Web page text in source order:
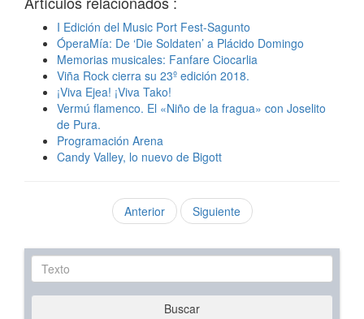
I Edición del Music Port Fest-Sagunto
ÓperaMía: De ‘Die Soldaten’ a Plácido Domingo
Memorias musicales: Fanfare Ciocarlia
Viña Rock cierra su 23º edición 2018.
¡Viva Ejea! ¡Viva Tako!
Vermú flamenco. El «Niño de la fragua» con Joselito
de Pura.
Programación Arena
Candy Valley, lo nuevo de Bigott
Anterior Siguiente
Texto
Buscar